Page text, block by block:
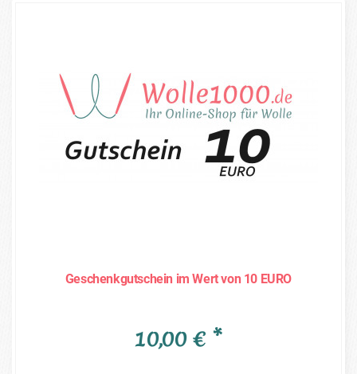
Geschenkgutschein im Wert von 10 EURO
10,00 € *